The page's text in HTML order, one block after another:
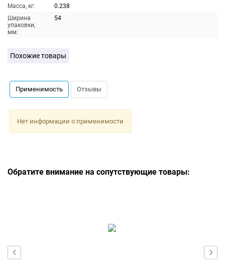
Масса, кг:
0.238
Ширина
упаковки,
мм:
54
Похожие товары
Применимость Отзывы
Нет информации о применимости
Обратите внимание на сопутствующие товары: